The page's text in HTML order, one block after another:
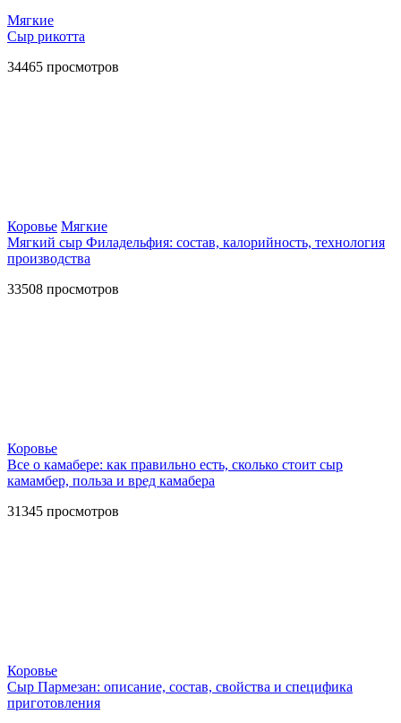
Мягкие
Сыр рикотта
34465 просмотров
Коровье Мягкие
Мягкий сыр Филадельфия: состав, калорийность, технология
производства
33508 просмотров
Коровье
Все о камабере: как правильно есть, сколько стоит сыр
камамбер, польза и вред камабера
31345 просмотров
Коровье
Сыр Пармезан: описание, состав, свойства и специфика
приготовления